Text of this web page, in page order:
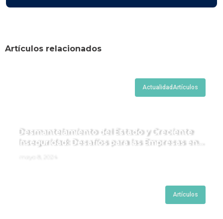
Artículos relacionados
ActualidadArtículos
Desmantelamiento del Estado y Creciente
Inseguridad: Desafíos para las Empresas en
Artículos